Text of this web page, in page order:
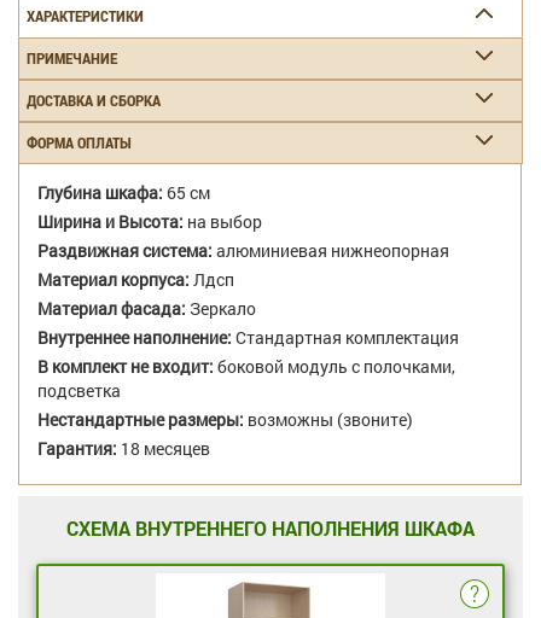
ХАРАКТЕРИСТИКИ
ПРИМЕЧАНИЕ
ДОСТАВКА И СБОРКА
ФОРМА ОПЛАТЫ
Глубина шкафа: 65 см
Ширина и Высота: на выбор
Раздвижная система: алюминиевая нижнеопорная
Материал корпуса: Лдсп
Материал фасада: Зеркало
Внутреннее наполнение: Стандартная комплектация
В комплект не входит: боковой модуль с полочками,
подсветка
Нестандартные размеры: возможны (звоните)
Гарантия: 18 месяцев
СХЕМА ВНУТРЕННЕГО НАПОЛНЕНИЯ ШКАФА